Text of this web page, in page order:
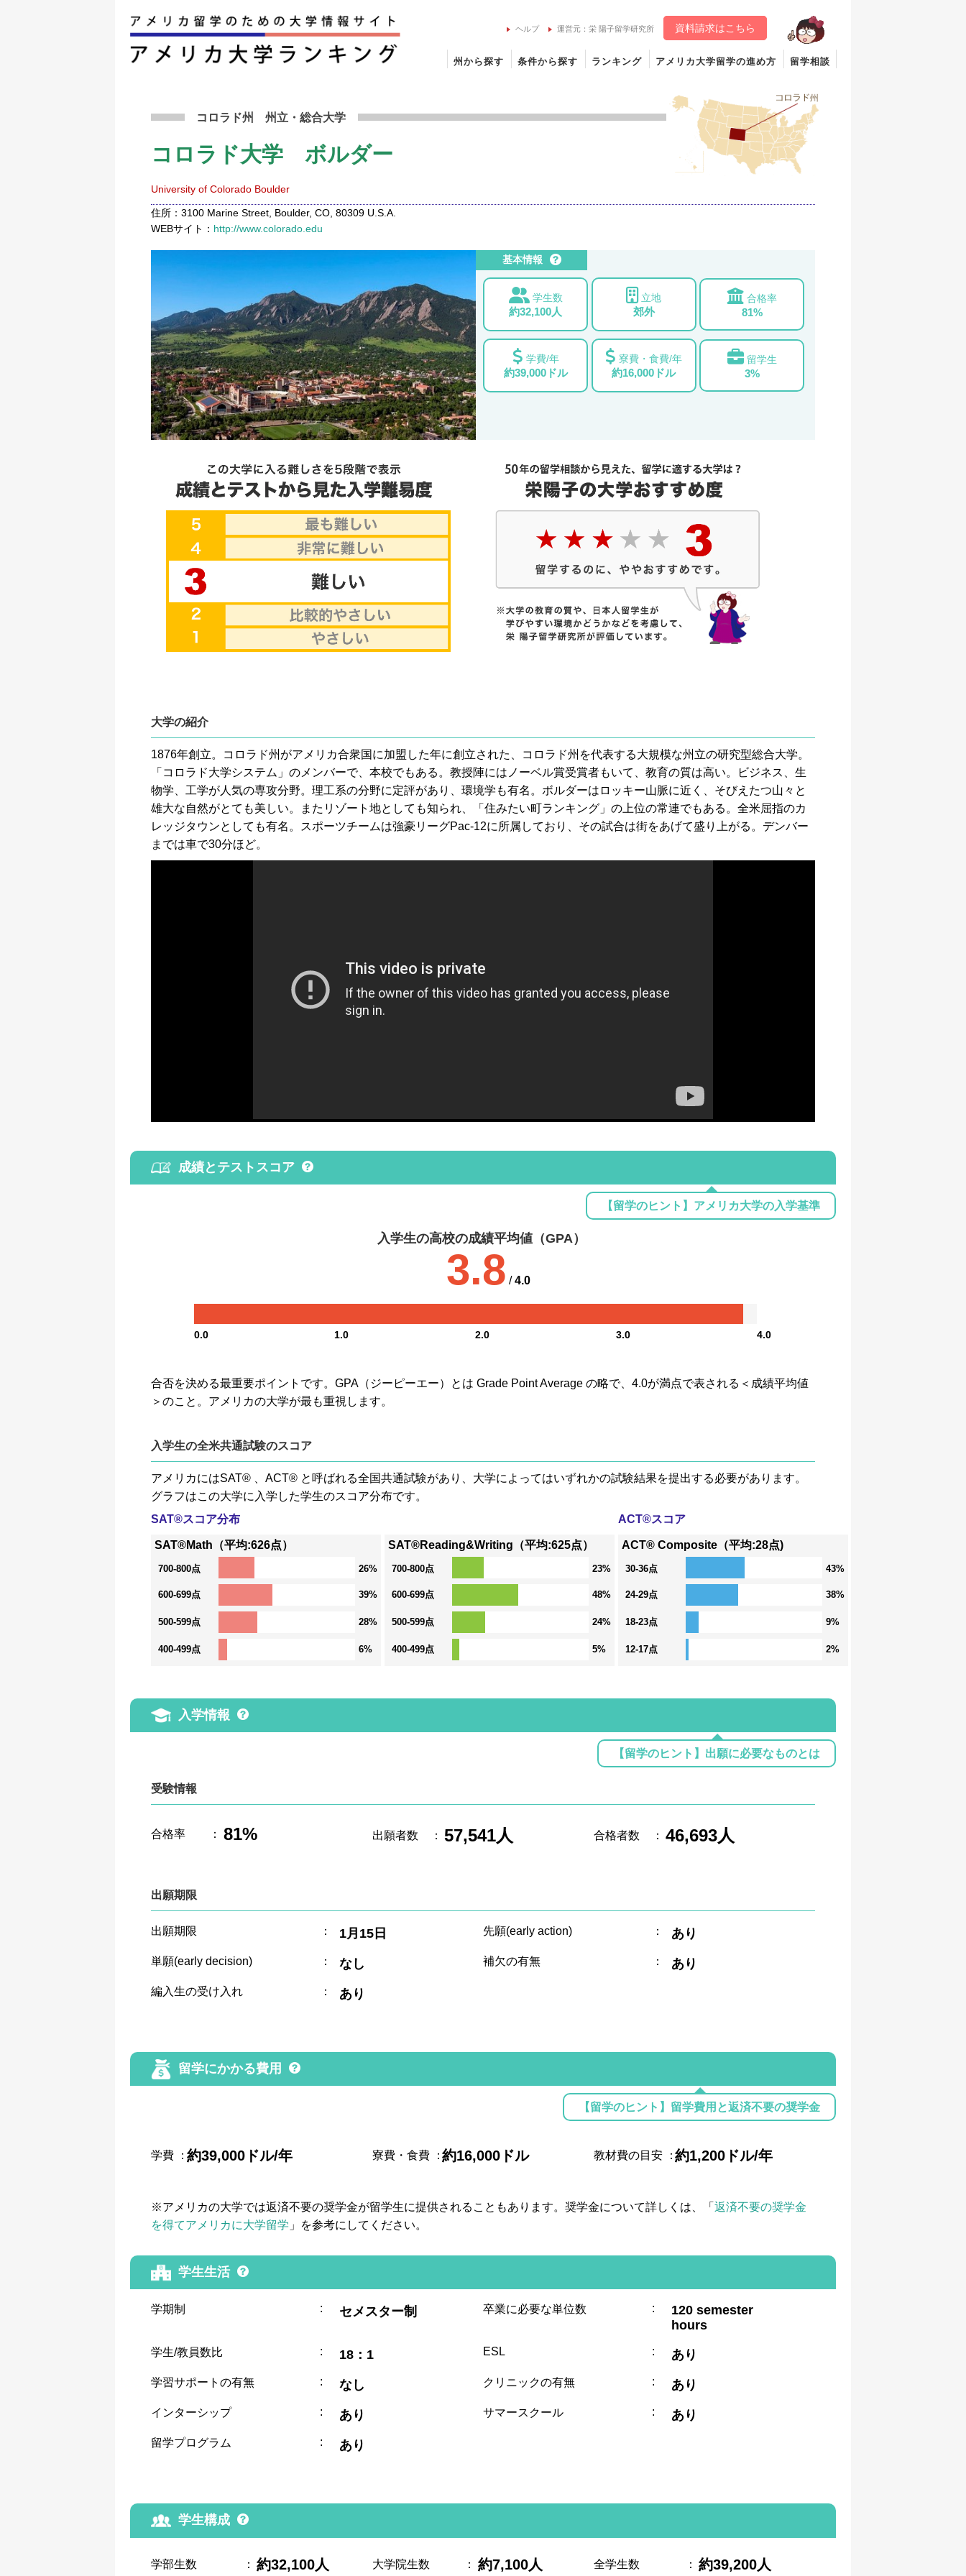
ヘルプ 運営元：栄 陽子留学研究所 資料請求はこちら
州から探す 条件から探す ランキング アメリカ大学留学の進め方 留学相談
コロラド州州立 ・総合大学
コロラド大学 ボルダー
University of Colorado Boulder
住所：3100 Marine Street, Boulder, CO, 80309 U.S.A.
WEBサイト： http://www.colorado.edu
基本情報
学生数
約32,100人
立地
郊外
合格率
81%
学費/年
約39,000ドル
寮費・食費/年
約16,000ドル
留学生
3%
大学の紹介
1876年創立。コロラド州がアメリカ合衆国に加盟した年に創立された、コロラド州を代表する大規模な州立の研究型総合大学。
「コロラド大学システム」のメンバーで、本校でもある。教授陣にはノーベル賞受賞者もいて、教育の質は高い。ビジネス、生
物学、工学が人気の専攻分野。理工系の分野に定評があり、環境学も有名。ボルダーはロッキー山脈に近く、そびえたつ山々と
雄大な自然がとても美しい。またリゾート地としても知られ、「住みたい町ランキング」の上位の常連でもある。全米屈指のカ
レッジタウンとしても有名。スポーツチームは強豪リーグPac-12に所属しており、その試合は街をあげて盛り上がる。デンバー
までは車で30分ほど。
成績とテストスコア
【留学のヒント】アメリカ大学の入学基準
入学生の高校の成績平均値（GPA）
3.8 /4.0
0.0 1.0 2.0 3.0 4.0
合否を決める最重要ポイントです。GPA（ジーピーエー）とは Grade Point Average の略で、4.0が満点で表される＜成績平均値
＞のこと。アメリカの大学が最も重視します。
入学生の全米共通試験のスコア
アメリカにはSAT® 、ACT® と呼ばれる全国共通試験があり、大学によってはいずれかの試験結果を提出する必要があります。
グラフはこの大学に入学した学生のスコア分布です。
SAT®スコア分布
SAT®Math（平均:626点）
700-800点 26%
600-699点 39%
500-599点 28%
400-499点 6%
SAT®Reading&Writing（平均:625点）
700-800点 23%
600-699点 48%
500-599点 24%
400-499点 5%
ACT®スコア
ACT® Composite（平均:28点)
30-36点 43%
24-29点 38%
18-23点 9%
12-17点 2%
入学情報
【留学のヒント】出願に必要なものとは
受験情報
合格率 ： 81% 出願者数 ： 57,541人 合格者数 ： 46,693人
出願期限
出願期限 ： 1月15日 先願(early action) ： あり
単願(early decision) ： なし 補欠の有無 ： あり
編入生の受け入れ ： あり
留学にかかる費用
【留学のヒント】留学費用と返済不要の奨学金
学費 ：約39,000ドル/年 寮費・食費 ：約16,000ドル 教材費の目安 ：約1,200ドル/年
※アメリカの大学では返済不要の奨学金が留学生に提供されることもあります。奨学金について詳しくは、「返済不要の奨学金
を得てアメリカに大学留学 」を参考にしてください。
学生生活
学期制 : セメスター制 卒業に必要な単位数 :
120 semester
hours
学生/教員数比 : 18：1 ESL : あり
学習サポートの有無 : なし クリニックの有無 : あり
インターシップ : あり サマースクール : あり
留学プログラム : あり
学生構成
学部生数 ： 約32,100人 大学院生数 ： 約7,100人 全学生数 ： 約39,200人